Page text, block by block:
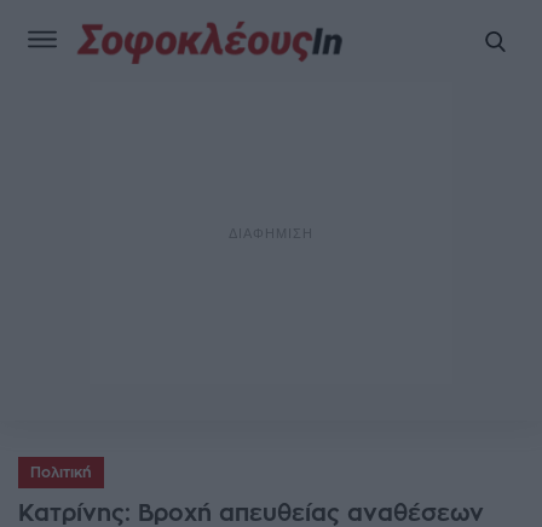
Πολιτική
Κατρίνης: Βροχή απευθείας αναθέσεων